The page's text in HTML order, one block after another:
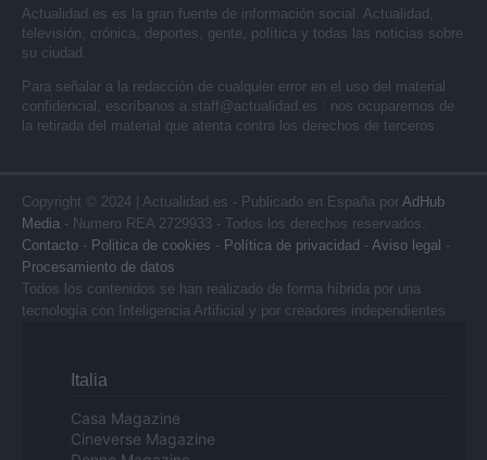
Actualidad.es es la gran fuente de información social. Actualidad,
televisión, crónica, deportes, gente, política y todas las noticias sobre
su ciudad.
Para señalar a la redacción de cualquier error en el uso del material
confidencial, escríbanos a staff@actualidad.es : nos ocuparemos de
la retirada del material que atenta contra los derechos de terceros.
Copyright © 2024 | Actualidad.es - Publicado en España por AdHub
Media - Numero REA 2729933 - Todos los derechos reservados.
Contacto - Politica de cookies - Política de privacidad - Aviso legal -
Procesamiento de datos
Todos los contenidos se han realizado de forma híbrida por una
tecnología con Inteligencia Artificial y por creadores independientes
Italia
Casa Magazine
Cineverse Magazine